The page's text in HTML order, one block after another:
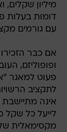
מיליון
דומות בעלות
עם גורמים
אם כבר
ופופוליזם,
פעוט למאגר
לתקציב
אינה
לייעל כל שקל
מקסימאלית